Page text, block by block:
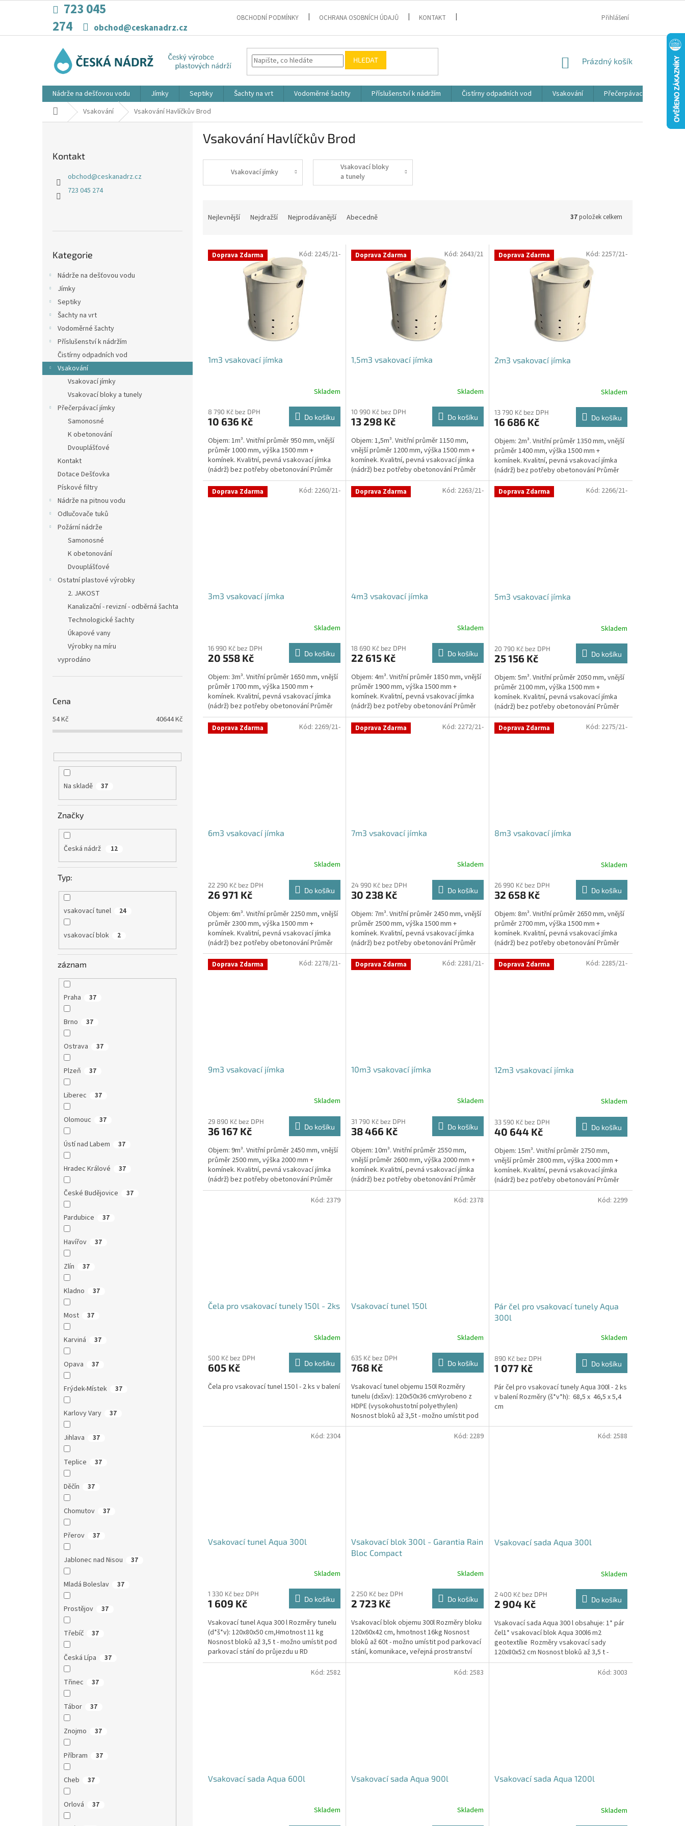
723 045
274
obchod@ceskanadrz.cz
OBCHODNÍ PODMÍNKY OCHRANA OSOBNÍCH ÚDAJŮ KONTAKT Přihlášení
HLEDAT
NÁKUPNÍ
Prázdný košík
Nádrže na dešťovou vodu Jímky Septiky Šachty na vrt Vodoměrné šachty Příslušenství k nádržím Čistírny odpadních vod Vsakování Přečerpávací jímky
Domů Vsakování Vsakování Havlíčkův Brod
Kontakt
obchod@ceskanadrz.cz
723 045 274
kategorie
Kategorie
Nádrže na dešťovou vodu
Jímky
Septiky
Šachty na vrt
Vodoměrné šachty
Příslušenství k nádržím
Čistírny odpadních vod
Vsakování
Vsakovací jímky
Vsakovací bloky a tunely
Přečerpávací jímky
Samonosné
K obetonování
Dvouplášťové
Kontakt
Dotace Dešťovka
Pískové filtry
Nádrže na pitnou vodu
Odlučovače tuků
Požární nádrže
Samonosné
K obetonování
Dvouplášťové
Ostatní plastové výrobky
2. JAKOST
Kanalizační - revizní - odběrná šachta
Technologické šachty
Úkapové vany
Výrobky na míru
vyprodáno
Cena
54Kč 40644Kč
Na skladě 37
Značky
Česká nádrž 12
Typ:
vsakovací tunel 24
vsakovací blok 2
záznam
Praha 37
Brno 37
Ostrava 37
Plzeň 37
Liberec 37
Olomouc 37
Ústí nad Labem 37
Hradec Králové 37
České Budějovice 37
Pardubice 37
Havířov 37
Zlín 37
Kladno 37
Most 37
Karviná 37
Opava 37
Frýdek-Místek 37
Karlovy Vary 37
Jihlava 37
Teplice 37
Děčín 37
Chomutov 37
Přerov 37
Jablonec nad Nisou 37
Mladá Boleslav 37
Prostějov 37
Třebíč 37
Česká Lípa 37
Třinec 37
Tábor 37
Znojmo 37
Příbram 37
Cheb 37
Orlová 37
Vsakování Havlíčkův Brod
Vsakovací jímky
Vsakovací bloky
a tunely
n
Nejlevnější Nejdražší Nejprodávanější Abecedně 37položek celkem
V Doprava Zdarma
1m3 vsakovací jímka
produktu
je
z
5
hvězdiček.
Skladem
8 790 Kč bez DPH
10 636 Kč Do košíku
Objem: 1m³. Vnitřní průměr 950 mm, vnější
průměr 1000 mm, výška 1500 mm +
komínek. Kvalitní, pevná vsakovací jímka
(nádrž) bez potřeby obetonování Průměr
přítoku a odtoku +...
Kód: 2245/21- Doprava Zdarma
1,5m3 vsakovací jímka
Skladem
10 990 Kč bez DPH
13 298 Kč Do košíku
Objem: 1,5m³. Vnitřní průměr 1150 mm,
vnější průměr 1200 mm, výška 1500 mm +
komínek. Kvalitní, pevná vsakovací jímka
(nádrž) bez potřeby obetonování Průměr
přítoku a odtoku +...
Kód: 2643/21 Doprava Zdarma
2m3 vsakovací jímka
produktu
je
z
5
hvězdiček.
Skladem
13 790 Kč bez DPH
16 686 Kč Do košíku
Objem: 2m³. Vnitřní průměr 1350 mm, vnější
průměr 1400 mm, výška 1500 mm +
komínek. Kvalitní, pevná vsakovací jímka
(nádrž) bez potřeby obetonování Průměr
přítoku a odtoku +...
Kód: 2257/21-
Doprava Zdarma
3m3 vsakovací jímka
Skladem
16 990 Kč bez DPH
20 558 Kč Do košíku
Objem: 3m³. Vnitřní průměr 1650 mm, vnější
průměr 1700 mm, výška 1500 mm +
komínek. Kvalitní, pevná vsakovací jímka
(nádrž) bez potřeby obetonování Průměr
přítoku a odtoku +...
Kód: 2260/21- Doprava Zdarma
4m3 vsakovací jímka
Skladem
18 690 Kč bez DPH
22 615 Kč Do košíku
Objem: 4m³. Vnitřní průměr 1850 mm, vnější
průměr 1900 mm, výška 1500 mm +
komínek. Kvalitní, pevná vsakovací jímka
(nádrž) bez potřeby obetonování Průměr
přítoku a odtoku +...
Kód: 2263/21- Doprava Zdarma
5m3 vsakovací jímka
produktu
je
z
5
hvězdiček.
Skladem
20 790 Kč bez DPH
25 156 Kč Do košíku
Objem: 5m³. Vnitřní průměr 2050 mm, vnější
průměr 2100 mm, výška 1500 mm +
komínek. Kvalitní, pevná vsakovací jímka
(nádrž) bez potřeby obetonování Průměr
přítoku a odtoku +...
Kód: 2266/21-
Doprava Zdarma
6m3 vsakovací jímka
Skladem
22 290 Kč bez DPH
26 971 Kč Do košíku
Objem: 6m³. Vnitřní průměr 2250 mm, vnější
průměr 2300 mm, výška 1500 mm +
komínek. Kvalitní, pevná vsakovací jímka
(nádrž) bez potřeby obetonování Průměr
přítoku a odtoku +...
Kód: 2269/21- Doprava Zdarma
7m3 vsakovací jímka
Skladem
24 990 Kč bez DPH
30 238 Kč Do košíku
Objem: 7m³. Vnitřní průměr 2450 mm, vnější
průměr 2500 mm, výška 1500 mm +
komínek. Kvalitní, pevná vsakovací jímka
(nádrž) bez potřeby obetonování Průměr
přítoku a odtoku +...
Kód: 2272/21- Doprava Zdarma
8m3 vsakovací jímka
Skladem
26 990 Kč bez DPH
32 658 Kč Do košíku
Objem: 8m³. Vnitřní průměr 2650 mm, vnější
průměr 2700 mm, výška 1500 mm +
komínek. Kvalitní, pevná vsakovací jímka
(nádrž) bez potřeby obetonování Průměr
přítoku a odtoku +...
Kód: 2275/21-
Doprava Zdarma
9m3 vsakovací jímka
Skladem
29 890 Kč bez DPH
36 167 Kč Do košíku
Objem: 9m³. Vnitřní průměr 2450 mm, vnější
průměr 2500 mm, výška 2000 mm +
komínek. Kvalitní, pevná vsakovací jímka
(nádrž) bez potřeby obetonování Průměr
přítoku a odtoku +...
Kód: 2278/21- Doprava Zdarma
10m3 vsakovací jímka
produktu
je
z
5
hvězdiček.
Skladem
31 790 Kč bez DPH
38 466 Kč Do košíku
Objem: 10m³. Vnitřní průměr 2550 mm,
vnější průměr 2600 mm, výška 2000 mm +
komínek. Kvalitní, pevná vsakovací jímka
(nádrž) bez potřeby obetonování Průměr
přítoku a odtoku +...
Kód: 2281/21- Doprava Zdarma
12m3 vsakovací jímka
produktu
je
z
5
hvězdiček.
Skladem
33 590 Kč bez DPH
40 644 Kč Do košíku
Objem: 15m³. Vnitřní průměr 2750 mm,
vnější průměr 2800 mm, výška 2000 mm +
komínek. Kvalitní, pevná vsakovací jímka
(nádrž) bez potřeby obetonování Průměr
přítoku a odtoku +...
Kód: 2285/21-
Čela pro vsakovací tunely 150l - 2ks
Skladem
500 Kč bez DPH
605 Kč Do košíku
Čela pro vsakovací tunel 150 l - 2 ks v balení
Kód: 2379
Vsakovací tunel 150l
produktu
je
z
5
hvězdiček.
Skladem
635 Kč bez DPH
768 Kč Do košíku
Vsakovací tunel objemu 150l Rozměry
tunelu (dxšxv): 120x50x36 cmVyrobeno z
HDPE (vysokohustotní polyethylen)
Nosnost bloků až 3,5t - možno umístit pod
parkovací stání do...
Kód: 2378
Pár čel pro vsakovací tunely Aqua
300l
Skladem
890 Kč bez DPH
1 077 Kč Do košíku
Pár čel pro vsakovací tunely Aqua 300l - 2 ks
v balení Rozměry (š*v*h): 68,5 x 46,5 x 5,4
cm
Kód: 2299
Vsakovací tunel Aqua 300l
Skladem
1 330 Kč bez DPH
1 609 Kč Do košíku
Vsakovací tunel Aqua 300 l Rozměry tunelu
(d*š*v): 120x80x50 cm,Hmotnost 11 kg
Nosnost bloků až 3,5 t - možno umístit pod
parkovací stání do průjezdu u RD
Kód: 2304
Vsakovací blok 300l - Garantia Rain
Bloc Compact
produktu
je
z
5
hvězdiček.
Skladem
2 250 Kč bez DPH
2 723 Kč Do košíku
Vsakovací blok objemu 300l Rozměry bloku
120x60x42 cm, hmotnost 16kg Nosnost
bloků až 60t - možno umístit pod parkovací
stání, komunikace, veřejná prostranství
Cena včetně...
Kód: 2289
Vsakovací sada Aqua 300l
produktu
je
z
5
hvězdiček.
Skladem
2 400 Kč bez DPH
2 904 Kč Do košíku
Vsakovací sada Aqua 300 l obsahuje: 1* pár
čel1* vsakovací blok Aqua 300l6 m2
geotextílie Rozměry vsakovací sady
120x80x52 cm Nosnost bloků až 3,5 t -
možno umístit pod...
Kód: 2588
Vsakovací sada Aqua 600l
Skladem
Kód: 2582
Vsakovací sada Aqua 900l
Skladem
Kód: 2583
Vsakovací sada Aqua 1200l
Skladem
Kód: 3003